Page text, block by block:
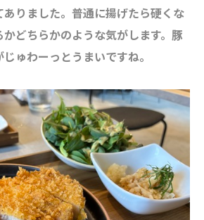
りました。普通に揚げたら硬くな
どちらかのような気がします。豚
ゅわーっとうまいですね。